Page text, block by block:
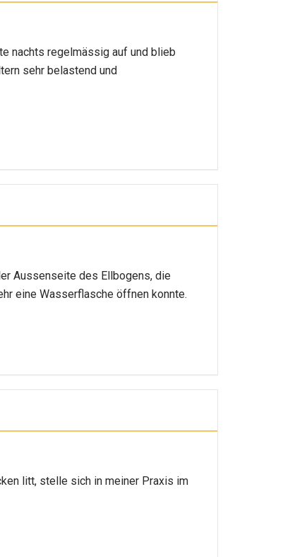
nachts regelmässig auf und blieb
sehr belastend und
Aussenseite des Ellbogens, die
eine Wasserflasche öffnen konnte.
litt, stelle sich in meiner Praxis im